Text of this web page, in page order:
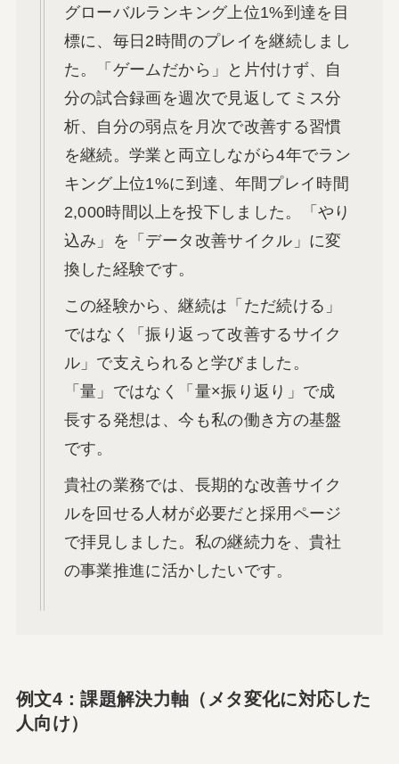
グローバルランキング上位1%到達を目
標に、毎日2時間のプレイを継続しまし
た。「ゲームだから」と片付けず、自
分の試合録画を週次で見返してミス分
析、自分の弱点を月次で改善する習慣
を継続。学業と両立しながら4年でラン
キング上位1%に到達、年間プレイ時間
2,000時間以上を投下しました。「やり
込み」を「データ改善サイクル」に変
換した経験です。
この経験から、継続は「ただ続ける」
ではなく「振り返って改善するサイク
ル」で支えられると学びました。
「量」ではなく「量×振り返り」で成
長する発想は、今も私の働き方の基盤
です。
貴社の業務では、長期的な改善サイク
ルを回せる人材が必要だと採用ページ
で拝見しました。私の継続力を、貴社
の事業推進に活かしたいです。
例文4：課題解決力軸（メタ変化に対応した
人向け）